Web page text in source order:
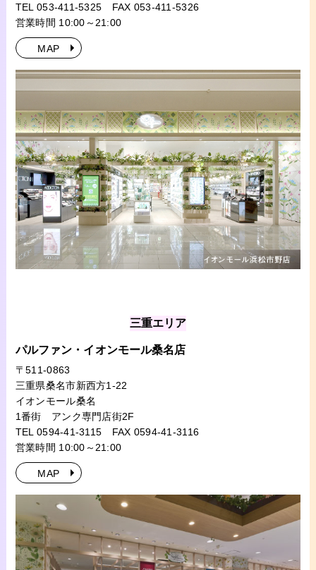
TEL 053-411-5325 FAX 053-411-5326
営業時間 10:00～21:00
MAP
三重エリア
パルファン・イオンモール桑名店
〒511-0863
三重県桑名市新西方1-22
イオンモール桑名
1番街 アンク専門店街2F
TEL 0594-41-3115 FAX 0594-41-3116
営業時間 10:00～21:00
MAP